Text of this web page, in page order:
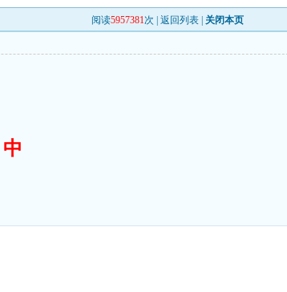
阅读5957381次 |返回列表 关闭本页
中